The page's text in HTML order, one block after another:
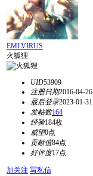
EMLVIRUS
火狐狸
UID53909
注册日期2016-04-26
最后登录2023-01-31
发帖数164
经验184枚
威望0点
贡献值84点
好评度17点
加关注 写私信